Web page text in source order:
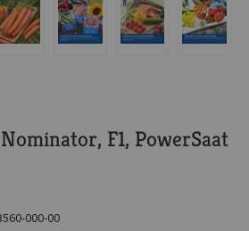
F1, PowerSaat
000-00